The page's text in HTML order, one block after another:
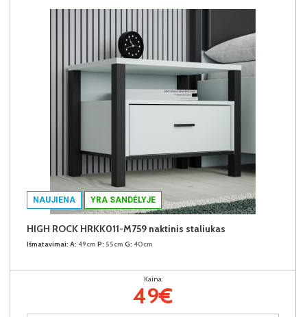
NAUJIENA YRA SANDĖLYJE
HIGH ROCK HRKK011-M759 naktinis staliukas
Išmatavimai: A: 49cm P: 55cm G: 40cm
Kaina:
49€